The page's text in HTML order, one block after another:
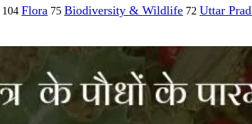
104 Flora 75 Biodiversity & Wildlife 72 Uttar